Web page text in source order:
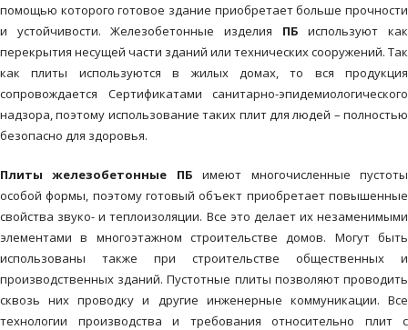
помощью которого готовое здание приобретает больше прочности
и устойчивости. Железобетонные изделия ПБ используют как
перекрытия несущей части зданий или технических сооружений. Так
как плиты используются в жилых домах, то вся продукция
сопровождается Сертификатами санитарно-эпидемиологического
надзора, поэтому использование таких плит для людей – полностью
безопасно для здоровья.
Плиты железобетонные ПБ имеют многочисленные пустоты
особой формы, поэтому готовый объект приобретает повышенные
свойства звуко- и теплоизоляции. Все это делает их незаменимыми
элементами в многоэтажном строительстве домов. Могут быть
использованы также при строительстве общественных и
производственных зданий. Пустотные плиты позволяют проводить
сквозь них проводку и другие инженерные коммуникации. Все
технологии производства и требования относительно плит с